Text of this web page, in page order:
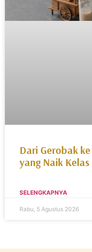
Dari Gerobak
yang Naik Kelas
SELENGKAPNYA
Rabu, 5 Agustus 2026